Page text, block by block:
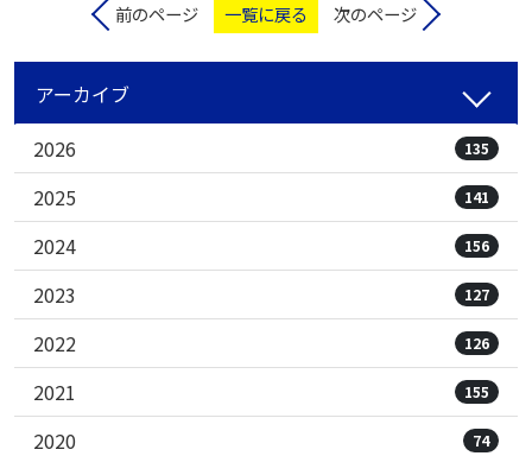
前のページ 一覧に戻る 次のページ
アーカイブ
2026
135
2025 141
2024 156
2023 127
2022 126
2021 155
2020 74